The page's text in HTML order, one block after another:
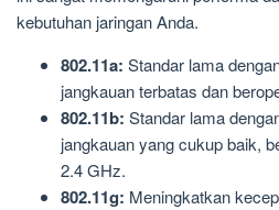
kebutuhan jaringan Anda.
802.11a: Standar lama
jangkauan terbatas dan
802.11b: Standar lama
jangkauan yang cukup baik,
2.4 GHz.
802.11g: Meningkatkan